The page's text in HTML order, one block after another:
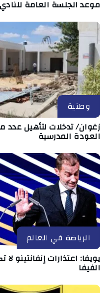
موعد الجلسة العامة
وطنية
زغوان/ تدخلات لتأهيل عدد
العودة المدرسية
الرياضة في العالم
يويفا: اعتذارات إنفانتينو
الفيفا